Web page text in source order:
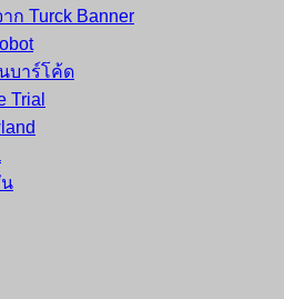
Turck Banner
บาร์โค้ด
Trial